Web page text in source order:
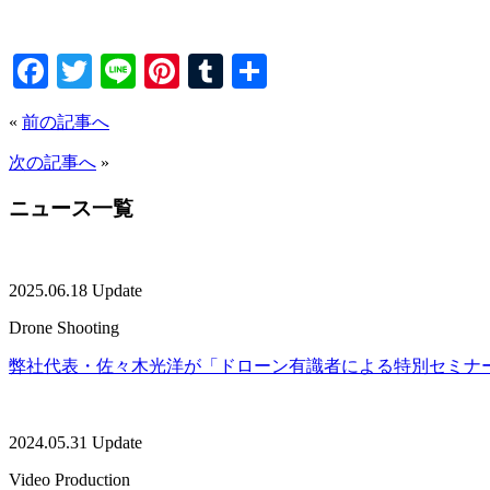
Facebook
TwitterLinePinterest
Tumblr
« 前の記事へ
次の記事へ »
ニュース一覧
2025.06.18 Update
Drone Shooting
弊社代表・佐々木光洋が「ドローン有識者による特別セミナ
2024.05.31 Update
Video Production